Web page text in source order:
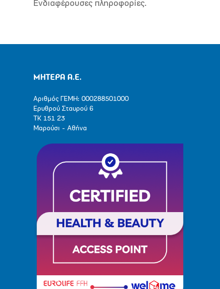
Ενδιαφέρουσες πληροφορίες.
ΜΗΤΕΡΑ Α.Ε.
Αριθμός ΓΕΜΗ: 000288501000
Ερυθρού Σταυρού 6
ΤΚ 151 23
Μαρούσι - Αθήνα